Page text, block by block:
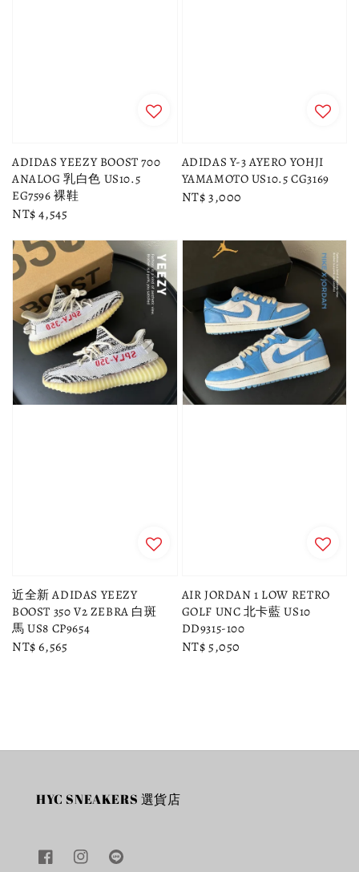
ADIDAS YEEZY BOOST 700
ANALOG 乳白色 US10.5
EG7596 裸鞋
Regular
NT$ 4,545
ADIDAS Y-3 AYERO YOHJI
YAMAMOTO US10.5 CG3169
Regular
NT$ 3,000
近全新 ADIDAS YEEZY
BOOST 350 V2 ZEBRA 白斑
馬 US8 CP9654
Regular
NT$ 6,565
AIR JORDAN 1 LOW RETRO
GOLF UNC 北卡藍 US10
DD9315-100
Regular
NT$ 5,050
HYC SNEAKERS 選貨店